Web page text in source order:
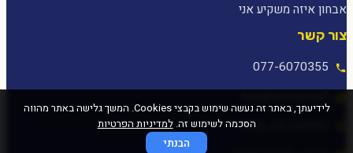
אבחון איזה משקיע אני
צור קשר
077-6070355
לידיעתך, באתר זה נעשה שימוש בקבצי Cookies. המשך גלישה באתר מהווה
הסכמה לשימוש זה.למדיניות הפרטיות
הבנתי